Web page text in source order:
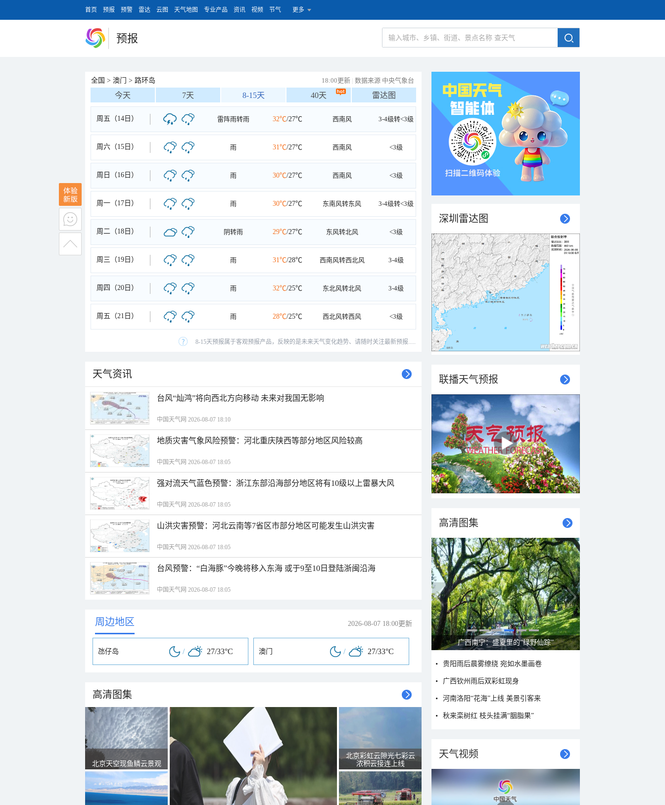
首页 预报 预警 雷达 云图 天气地图 专业产品 资讯 视频 节气 更多
预报
全国 > 澳门 > 路环岛 18:00更新 | 数据来源 中央气象台
今天 7天 8-15天 40天 雷达图
周五（14日） 雷阵雨转雨 32℃/27℃ 西南风 3-4级转<3级
周六（15日） 雨 31℃/27℃ 西南风 <3级
周日（16日） 雨 30℃/27℃ 西南风 <3级
周一（17日） 雨 30℃/27℃ 东南风转东风 3-4级转<3级
周二（18日） 阴转雨 29℃/27℃ 东风转北风 <3级
周三（19日） 雨 31℃/28℃ 西南风转西北风 3-4级
周四（20日） 雨 32℃/25℃ 东北风转北风 3-4级
周五（21日） 雨 28℃/25℃ 西北风转西风 <3级
8-15天预报属于客观预报产品，反映的是未来天气变化趋势、请随时关注最新预报.....
天气资讯
台风“灿鸿”将向西北方向移动 未来对我国无影响
中国天气网 2026-08-07 18:10
地质灾害气象风险预警：河北重庆陕西等部分地区风险较高
中国天气网 2026-08-07 18:05
强对流天气蓝色预警：浙江东部沿海部分地区将有10级以上雷暴大风
中国天气网 2026-08-07 18:05
山洪灾害预警：河北云南等7省区市部分地区可能发生山洪灾害
中国天气网 2026-08-07 18:05
台风预警：“白海豚”今晚将移入东海 或于9至10日登陆浙闽沿海
中国天气网 2026-08-07 18:05
周边地区 2026-08-07 18:00更新
氹仔岛 / 27/33°C 澳门 / 27/33°C
高清图集
北京天空现鱼鳞云景观
北京彩虹云隙光七彩云
浓积云接连上线
深圳雷达图
联播天气预报
高清图集
广西南宁：盛夏里的“绿野仙踪”
贵阳雨后晨雾缭绕 宛如水墨画卷
广西钦州雨后双彩虹现身
河南洛阳“花海”上线 美景引客来
秋来栾树红 枝头挂满“胭脂果”
天气视频